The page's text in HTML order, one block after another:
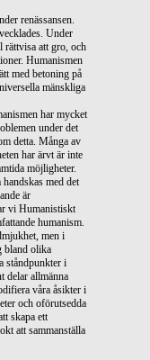
renässansen.
Under
rättvisa att gro, och
Humanismen
med betoning på
mänskliga
har mycket
under det
detta. Många av
har ärvt är inte
möjligheter.
med det
är
vi Humanistiskt
humanism.
men i
bland olika
ståndpunkter i
delar allmänna
våra åsikter i
och oförutsedda
skapa ett
att sammanställa